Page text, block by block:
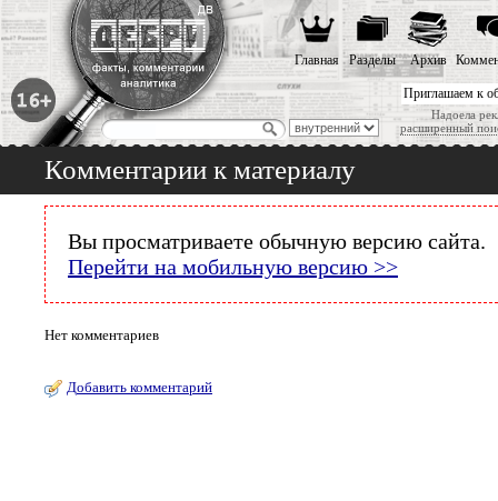
Приглашаем к
Надоела
расширенный
Главная Разделы Архив
Комментарии к материалу
Вы просматриваете обычную версию сайта.
Перейти на мобильную версию >>
Нет комментариев
Добавить комментарий